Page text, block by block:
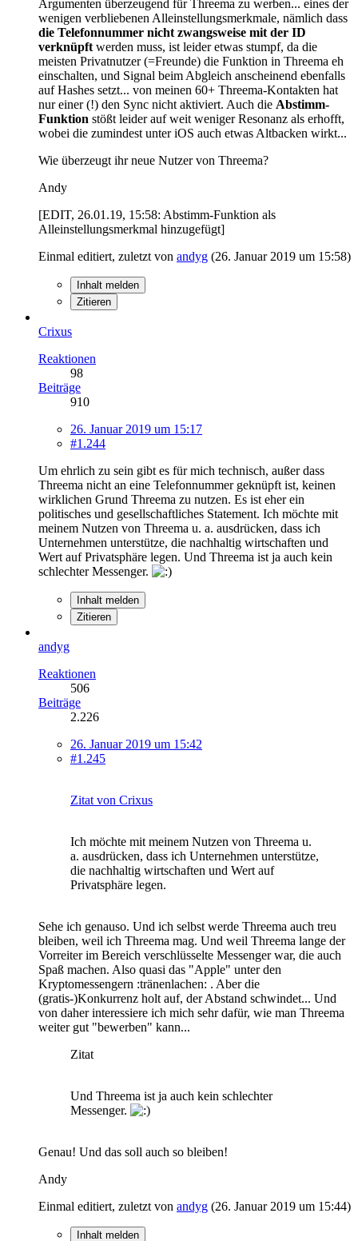
Argumenten überzeugend für Threema zu werben... eines der
wenigen verbliebenen Alleinstellungsmerkmale, nämlich dass
die Telefonnummer nicht zwangsweise mit der ID
verknüpft werden muss, ist leider etwas stumpf, da die
meisten Privatnutzer (=Freunde) die Funktion in Threema eh
einschalten, und Signal beim Abgleich anscheinend ebenfalls
auf Hashes setzt... von meinen 60+ Threema-Kontakten hat
nur einer (!) den Sync nicht aktiviert. Auch die Abstimm-
Funktion stößt leider auf weit weniger Resonanz als erhofft,
wobei die zumindest unter iOS auch etwas Altbacken wirkt...
Wie überzeugt ihr neue Nutzer von Threema?
Andy
[EDIT, 26.01.19, 15:58: Abstimm-Funktion als
Alleinstellungsmerkmal hinzugefügt]
Einmal editiert, zuletzt von andyg (26. Januar 2019 um 15:58)
Inhalt melden
Zitieren
Crixus
Reaktionen
98
Beiträge
910
26. Januar 2019 um 15:17
#1.244
Um ehrlich zu sein gibt es für mich technisch, außer dass
Threema nicht an eine Telefonnummer geknüpft ist, keinen
wirklichen Grund Threema zu nutzen. Es ist eher ein
politisches und gesellschaftliches Statement. Ich möchte mit
meinem Nutzen von Threema u. a. ausdrücken, dass ich
Unternehmen unterstütze, die nachhaltig wirtschaften und
Wert auf Privatsphäre legen. Und Threema ist ja auch kein
schlechter Messenger.
Inhalt melden
Zitieren
andyg
Reaktionen
506
Beiträge
2.226
26. Januar 2019 um 15:42
#1.245
Zitat von Crixus
Ich möchte mit meinem Nutzen von Threema u.
a. ausdrücken, dass ich Unternehmen unterstütze,
die nachhaltig wirtschaften und Wert auf
Privatsphäre legen.
Sehe ich genauso. Und ich selbst werde Threema auch treu
bleiben, weil ich Threema mag. Und weil Threema lange der
Vorreiter im Bereich verschlüsselte Messenger war, die auch
Spaß machen. Also quasi das "Apple" unter den
Kryptomessengern :tränenlachen: . Aber die
(gratis-)Konkurrenz holt auf, der Abstand schwindet... Und
von daher interessiere ich mich sehr dafür, wie man Threema
weiter gut "bewerben" kann...
Zitat
Und Threema ist ja auch kein schlechter
Messenger.
Genau! Und das soll auch so bleiben!
Andy
Einmal editiert, zuletzt von andyg (26. Januar 2019 um 15:44)
Inhalt melden